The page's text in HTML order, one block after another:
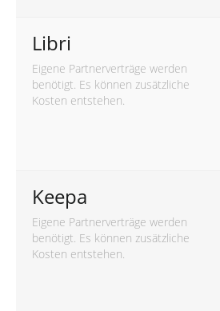
Libri
Eigene Partnerverträge werden
benötigt. Es können zusätzliche
Kosten entstehen.
Keepa
Eigene Partnerverträge werden
benötigt. Es können zusätzliche
Kosten entstehen.